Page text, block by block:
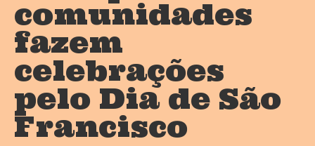
comunidades
fazem
celebrações
pelo Dia de São
Francisco